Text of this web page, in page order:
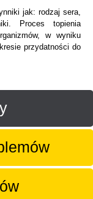
jak: rodzaj sera,
Proces topienia
w wyniku
przydatności do